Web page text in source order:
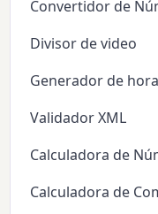
Convertidor de
Divisor de video
Generador de
Validador XML
Calculadora de
Calculadora de